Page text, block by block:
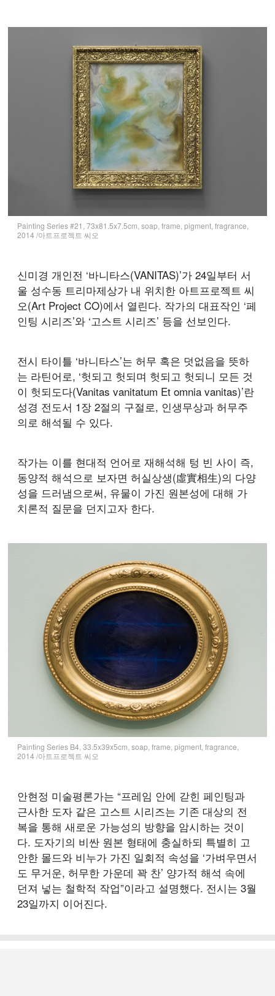
Painting Series #21, 73x81.5x7.5cm, soap, frame, pigment, fragrance,
2014 /아트프로젝트 씨오
신미경 개인전 ‘바니타스(VANITAS)’가 24일부터 서
울 성수동 트리마제상가 내 위치한 아트프로젝트 씨
오(Art Project CO)에서 열린다. 작가의 대표작인 ‘페
인팅 시리즈’와 ‘고스트 시리즈’ 등을 선보인다.
전시 타이틀 ‘바니타스’는 허무 혹은 덧없음을 뜻하
는 라틴어로, ‘헛되고 헛되며 헛되고 헛되니 모든 것
이 헛되도다(Vanitas vanitatum Et omnia vanitas)’란
성경 전도서 1장 2절의 구절로, 인생무상과 허무주
의로 해석될 수 있다.
작가는 이를 현대적 언어로 재해석해 텅 빈 사이 즉,
동양적 해석으로 보자면 허실상생(虛實相生)의 다양
성을 드러냄으로써, 유물이 가진 원본성에 대해 가
치론적 질문을 던지고자 한다.
Painting Series B4, 33.5x39x5cm, soap, frame, pigment, fragrance,
2014 /아트프로젝트 씨오
안현정 미술평론가는 “프레임 안에 갇힌 페인팅과
근사한 도자 같은 고스트 시리즈는 기존 대상의 전
복을 통해 새로운 가능성의 방향을 암시하는 것이
다. 도자기의 비싼 원본 형태에 충실하되 특별히 고
안한 몰드와 비누가 가진 일회적 속성을 ‘가벼우면서
도 무거운, 허무한 가운데 꽉 찬’ 양가적 해석 속에
던져 넣는 철학적 작업”이라고 설명했다. 전시는 3월
23일까지 이어진다.